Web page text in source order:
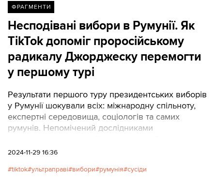
ФРАГМЕНТИ
Несподівані вибори в Румунії. Як
TikTok допоміг проросійському
радикалу Джорджеску перемогти
у першому турі
Результати першого туру президентських виборів
у Румунії шокували всіх: міжнародну спільноту,
експертні середовища, соціологів та самих
румунів. Непомічений дослідниками
проросійський політик Келін Джорджеску
результат змушує переглянути не лише загальний
2024-11-29 16:36
tiktok ультраправі вибори румунія сусіди